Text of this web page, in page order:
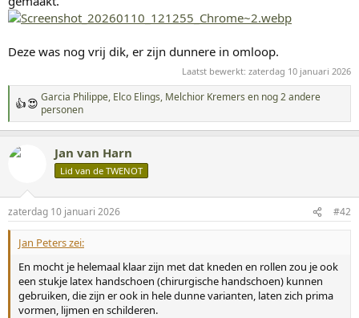
Deze was nog vrij dik, er zijn dunnere in omloop.
Laatst bewerkt: zaterdag 10 januari 2026
W
a
a
r
d
i
n
g
n
Garcia Philippe, Elco Elings, Melchior Kremers en nog 2 andere
personen
Jan van Harn
Lid van de TWENOT
zaterdag 10 januari 2026 #42
Jan Peters zei:
En mocht je helemaal klaar zijn met dat kneden en rollen zou je ook
een stukje latex handschoen (chirurgische handschoen) kunnen
gebruiken, die zijn er ook in hele dunne varianten, laten zich prima
vormen, lijmen en schilderen.